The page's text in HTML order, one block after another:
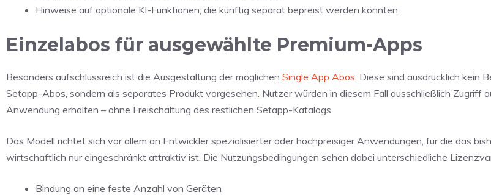
Hinweise auf optionale KI-Funktionen, die künftig separat bepreist werden könnten
Einzelabos für ausgewählte Premium-Apps
Besonders aufschlussreich ist die Ausgestaltung der möglichen Single App Abos . Diese sind ausdrücklich kein
Setapp-Abos, sondern als separates Produkt vorgesehen. Nutzer würden in diesem Fall ausschließlich Zugriff
Anwendung erhalten – ohne Freischaltung des restlichen Setapp-Katalogs.
Das Modell richtet sich vor allem an Entwickler spezialisierter oder hochpreisiger Anwendungen, für die das
wirtschaftlich nur eingeschränkt attraktiv ist. Die Nutzungsbedingungen sehen dabei unterschiedliche
Bindung an eine feste Anzahl von Geräten